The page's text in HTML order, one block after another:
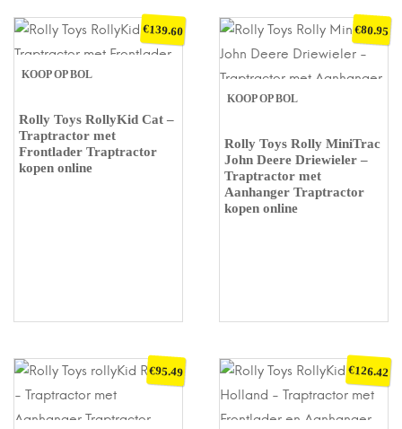
KOOP OP BOL
Rolly Toys RollyKid Cat –
Traptractor met
Frontlader Traptractor
kopen online
€139.60
KOOP OP BOL
Rolly Toys Rolly MiniTrac
John Deere Driewieler –
Traptractor met
Aanhanger Traptractor
kopen online
€80.95
€95.49 €126.42